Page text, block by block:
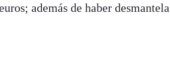
además de haber